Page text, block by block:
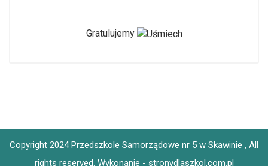
Gratulujemy
Copyright 2024 Przedszkole Samorządowe nr 5 w Skawinie , All
rights reserved. Wykonanie - stronydlaszkol.com.pl